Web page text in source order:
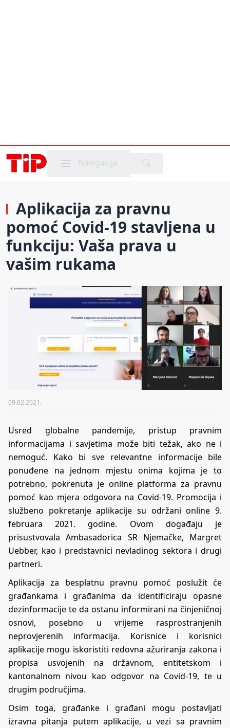
Mobile menu
Navigacija
Aplikacija za pravnu
pomoć Covid-19 stavljena u
funkciju: Vaša prava u
vašim rukama
09.02.2021.
Usred globalne pandemije, pristup pravnim
informacijama i savjetima može biti težak, ako ne i
nemoguć. Kako bi sve relevantne informacije bile
ponuđene na jednom mjestu onima kojima je to
potrebno, pokrenuta je online platforma za pravnu
pomoć kao mjera odgovora na Covid-19. Promocija i
službeno pokretanje aplikacije su održani online 9.
februara 2021. godine. Ovom događaju je
prisustvovala Ambasadorica SR Njemačke, Margret
Uebber, kao i predstavnici nevladinog sektora i drugi
partneri.
Aplikacija za besplatnu pravnu pomoć poslužit će
građankama i građanima da identificiraju opasne
dezinformacije te da ostanu informirani na činjeničnoj
osnovi, posebno u vrijeme rasprostranjenih
neprovjerenih informacija. Korisnice i korisnici
aplikacije mogu iskoristiti redovna ažuriranja zakona i
propisa usvojenih na državnom, entitetskom i
kantonalnom nivou kao odgovor na Covid-19, te u
drugim područjima.
Osim toga, građanke i građani mogu postavljati
izravna pitanja putem aplikacije, u vezi sa pravnim